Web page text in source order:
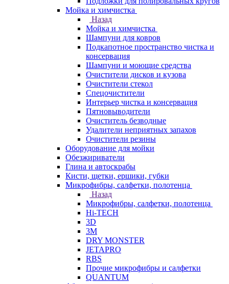
Мойка и химчистка
Назад
Мойка и химчистка
Шампуни для ковров
Подкапотное пространство чистка и
консервация
Шампуни и моющие средства
Очистители дисков и кузова
Очистители стекол
Спецочистители
Интерьер чистка и консервация
Пятновыводители
Очиститель безводные
Удалители неприятных запахов
Очистители резины
Оборудование для мойки
Обезжириватели
Глина и автоскрабы
Кисти, щетки, ершики, губки
Микрофибры, салфетки, полотенца
Назад
Микрофибры, салфетки, полотенца
Hi-TECH
3D
3М
DRY MONSTER
JETAPRO
RBS
Прочие микрофибры и салфетки
QUANTUM